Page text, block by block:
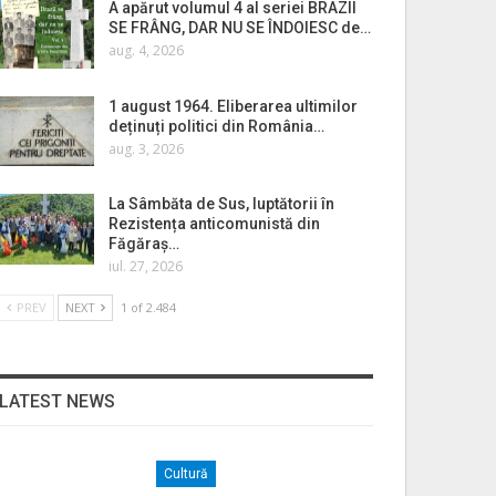
A apărut volumul 4 al seriei BRAZII
SE FRÂNG, DAR NU SE ÎNDOIESC de…
aug. 4, 2026
1 august 1964. Eliberarea ultimilor
deținuți politici din România…
aug. 3, 2026
La Sâmbăta de Sus, luptătorii în
Rezistența anticomunistă din
Făgăraș…
iul. 27, 2026
PREV NEXT 1 of 2.484
NEWS
Cultură